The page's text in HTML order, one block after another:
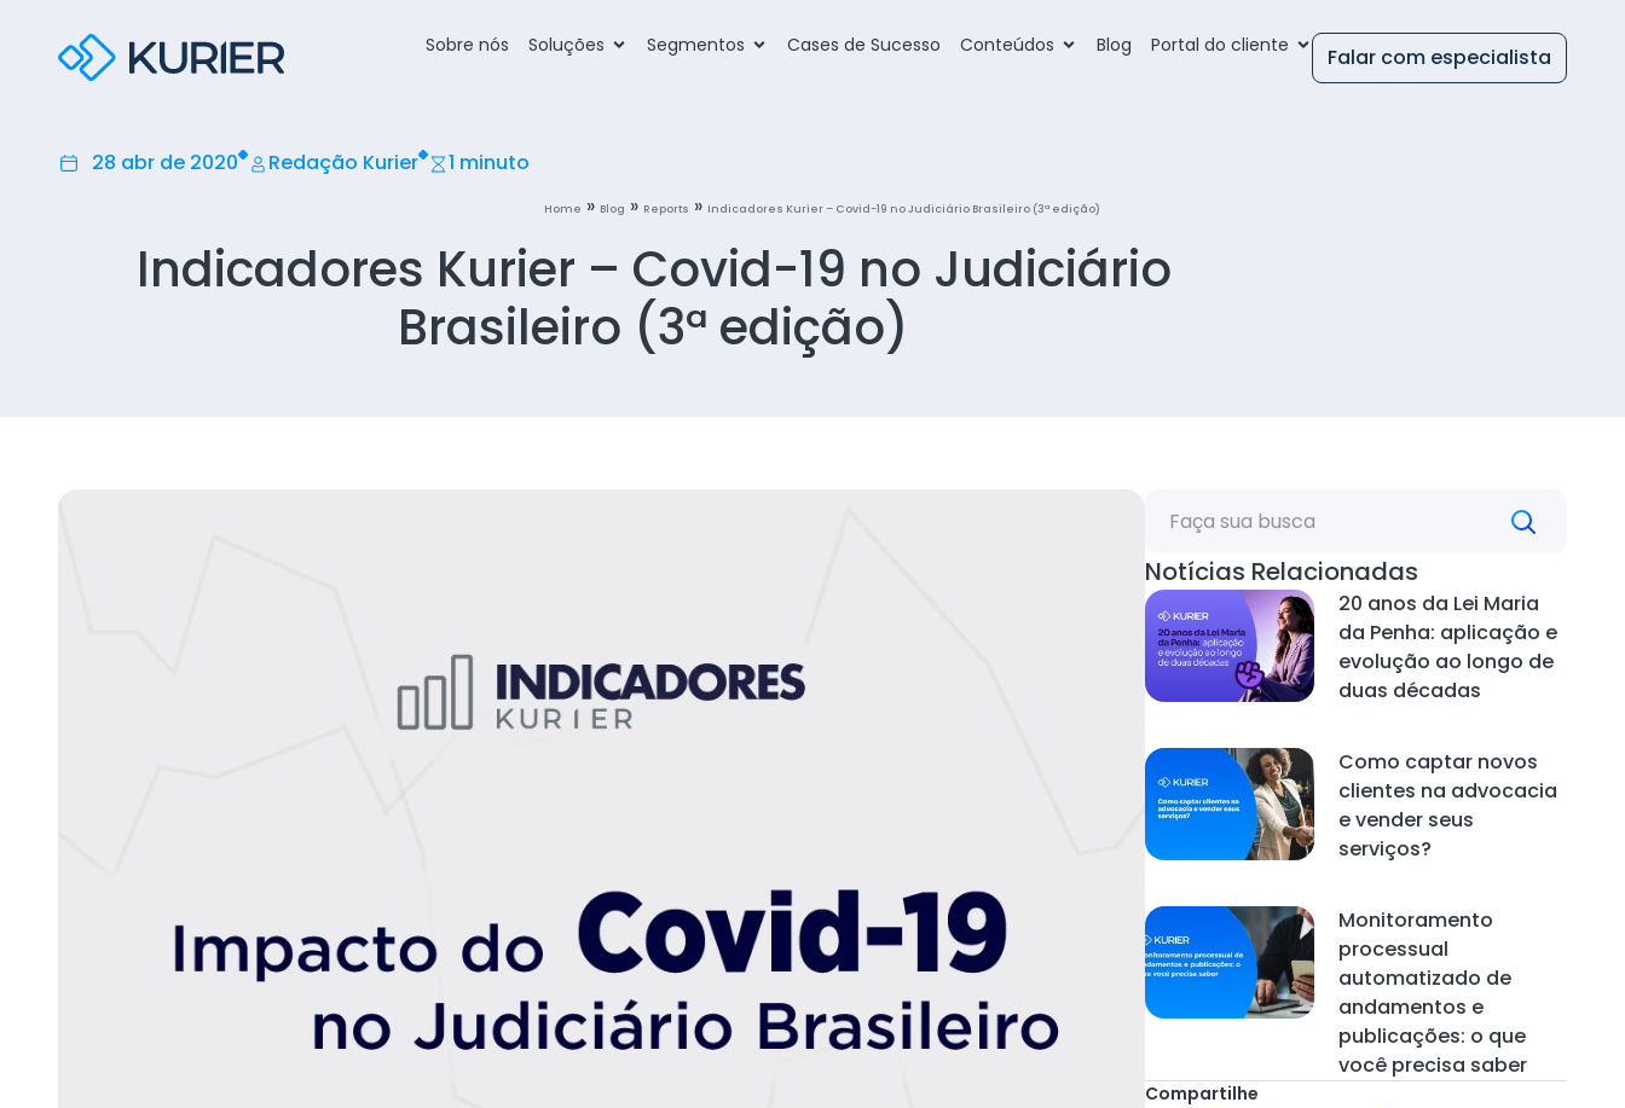
Sobre nós Soluções Segmentos Cases de Sucesso Conteúdos Blog Portal do cliente Falar com especialista
28 abr de 2020 Redação Kurier 1 minuto
Home » Blog » Reports » Indicadores Kurier – Covid-19 no Judiciário Brasileiro (3ª edição)
Indicadores Kurier – Covid-19 no Judiciário
Brasileiro (3ª edição)
Notícias Relacionadas
20 anos da Lei Maria
da Penha: aplicação e
evolução ao longo de
duas décadas
Como captar novos
clientes na advocacia
e vender seus
serviços?
Monitoramento
processual
automatizado de
andamentos e
publicações: o que
você precisa saber
Compartilhe